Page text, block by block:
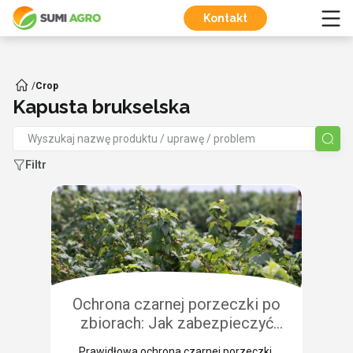
Kontakt
/Crop
Kapusta brukselska
Filtr
Ochrona czarnej porzeczki po
zbiorach: Jak zabezpieczyć
plantację przed chorobami i